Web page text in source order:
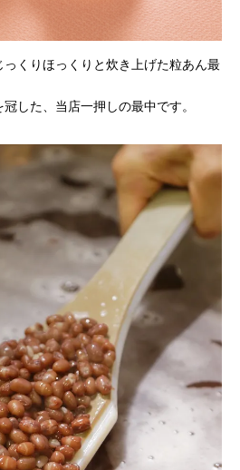
くりほっくりと炊き上げた粒あん最
した、当店一押しの最中です。